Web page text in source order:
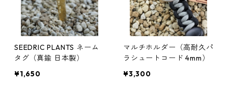
SEEDRIC PLANTS ネーム
タグ（真鍮 日本製）
¥1,650
マルチホルダー（高耐久パ
ラシュートコード 4mm）
¥3,300